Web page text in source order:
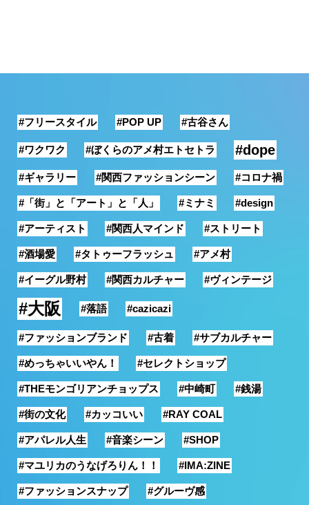
バファ
ズのキ
ャップ
頓堀
銭湯
#フリースタイル #POP UP #古谷さん
#ワクワク #ぼくらのアメ村エトセトラ #dope
#ギャラリー #関西ファッションシーン #コロナ禍
#「街」と「アート」と「人」 #ミナミ #design
#アーティスト #関西人マインド #ストリート
#酒場愛 #タトゥーフラッシュ #アメ村
#イーグル野村 #関西カルチャー #ヴィンテージ
#大阪 #落語 #cazicazi
#ファッションブランド #古着 #サブカルチャー
#めっちゃいいやん！ #セレクトショップ
#THEモンゴリアンチョップス #中崎町 #銭湯
#街の文化 #カッコいい #RAY COAL
#アパレル人生 #音楽シーン #SHOP
#マユリカのうなげろりん！！ #IMA:ZINE
#ファッションスナップ #グルーヴ感